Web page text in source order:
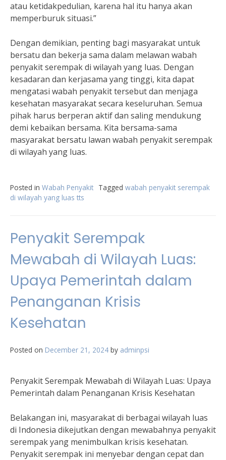
atau ketidakpedulian, karena hal itu hanya akan
memperburuk situasi.”
Dengan demikian, penting bagi masyarakat untuk
bersatu dan bekerja sama dalam melawan wabah
penyakit serempak di wilayah yang luas. Dengan
kesadaran dan kerjasama yang tinggi, kita dapat
mengatasi wabah penyakit tersebut dan menjaga
kesehatan masyarakat secara keseluruhan. Semua
pihak harus berperan aktif dan saling mendukung
demi kebaikan bersama. Kita bersama-sama
masyarakat bersatu lawan wabah penyakit serempak
di wilayah yang luas.
Posted in Wabah Penyakit Tagged wabah penyakit serempak
di wilayah yang luas tts
Penyakit Serempak
Mewabah di Wilayah Luas:
Upaya Pemerintah dalam
Penanganan Krisis
Kesehatan
Posted on December 21, 2024 by adminpsi
Penyakit Serempak Mewabah di Wilayah Luas: Upaya
Pemerintah dalam Penanganan Krisis Kesehatan
Belakangan ini, masyarakat di berbagai wilayah luas
di Indonesia dikejutkan dengan mewabahnya penyakit
serempak yang menimbulkan krisis kesehatan.
Penyakit serempak ini menyebar dengan cepat dan